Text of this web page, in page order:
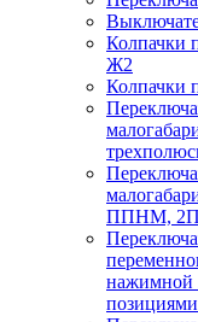
Колпачки
Ж2
Колпачки
ППНМ,
нажимной